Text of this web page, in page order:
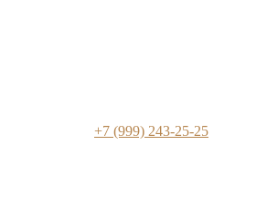
+7 (999) 243-25-25